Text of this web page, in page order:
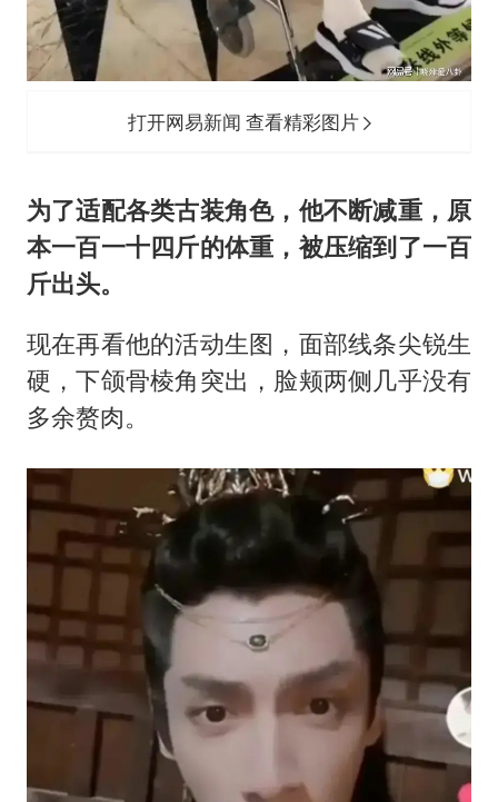
打开网易新闻 查看精彩图片
为了适配各类古装角色，他不断减重，原
本一百一十四斤的体重，被压缩到了一百
斤出头。
现在再看他的活动生图，面部线条尖锐生
硬，下颌骨棱角突出，脸颊两侧几乎没有
多余赘肉。